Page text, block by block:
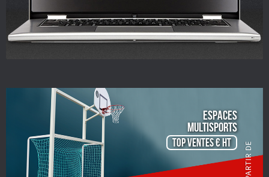
ESPACES
Multisports
TOP VENTES € HT